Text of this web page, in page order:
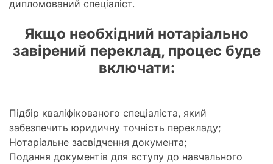
дипломований спеціаліст.
Якщо необхідний нотаріально
завірений переклад, процес буде
включати:
Підбір кваліфікованого спеціаліста, який
забезпечить юридичну точність перекладу;
Нотаріальне засвідчення документа;
Подання документів для вступу до навчального